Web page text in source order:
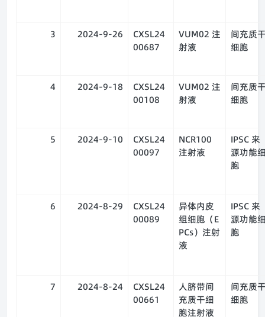
3 2024-9-26
CXSL24
00687
VUM02 注
射液
间充质
细胞
4 2024-9-18
CXSL24
00108
VUM02 注
射液
间充质
细胞
5 2024-9-10
CXSL24
00097
NCR100
注射液
IPSC 来
源功能
胞
6 2024-8-29
CXSL24
00089
异体内皮
组细胞（E
PCs）注射
液
IPSC 来
源功能
胞
7 2024-8-24
CXSL24
00661
人脐带间
充质干细
胞注射液
间充质
细胞